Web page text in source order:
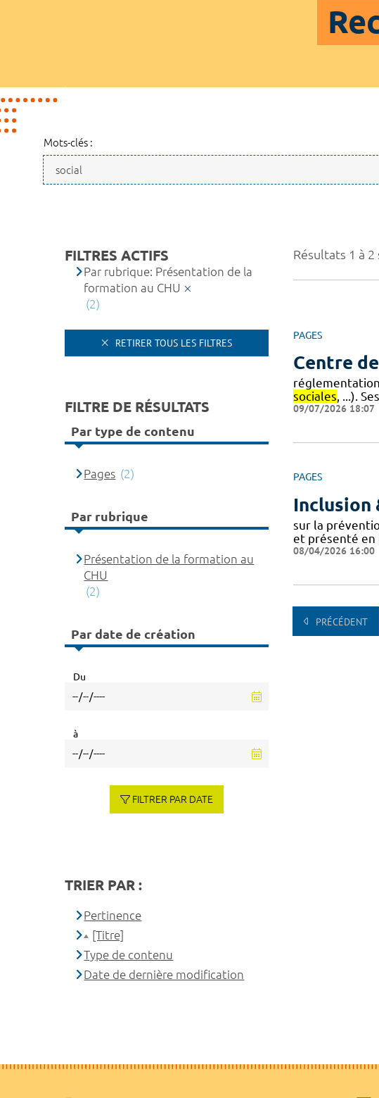
Mots-clés :
Résultats 1 à
PAGES
Centre
sociales, ...).
09/07/2026 18:07
PAGES
Inclusion
sur la
et présenté en
08/04/2026 16:00
PRÉCÉDENT
FILTRES ACTIFS
Par rubrique: Présentation de la
formation au CHU
(2)
RETIRER TOUS LES FILTRES
FILTRE DE RÉSULTATS
Par type de contenu
Pages (2)
Par rubrique
Présentation de la formation au
CHU
(2)
Par date de création
Du
à
FILTRER PAR DATE
TRIER PAR :
Pertinence
[Titre]
Type de contenu
Date de dernière modification